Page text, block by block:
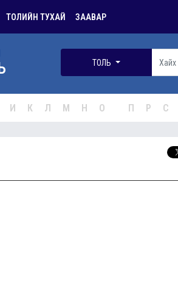
ТОЛИЙН ТУХАЙ ЗААВАР
ТОЛЬ
И К Л М Н О П Р С